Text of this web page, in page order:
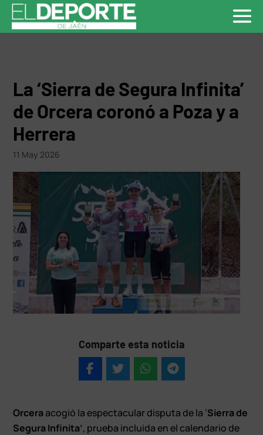
La ‘Sierra de Segura Infinita’
de Orcera coronó a Poza y a
Herrera
11 May 2026
Comparte esta noticia
Orcera acogió la espectacular disputa de la ‘Sierra de
Segura Infinita’, prueba incluida en el calendario de